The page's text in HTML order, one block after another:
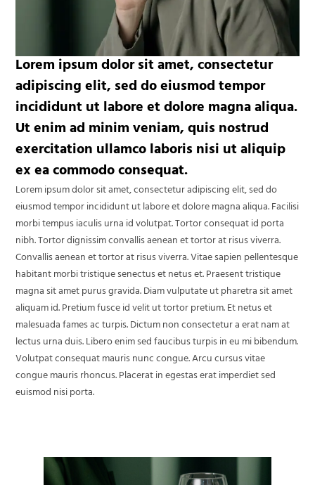
Lorem ipsum dolor sit amet, consectetur
adipiscing elit, sed do eiusmod tempor
incididunt ut labore et dolore magna aliqua.
Ut enim ad minim veniam, quis nostrud
exercitation ullamco laboris nisi ut aliquip
ex ea commodo consequat.
Lorem ipsum dolor sit amet, consectetur adipiscing elit, sed do
eiusmod tempor incididunt ut labore et dolore magna aliqua. Facilisi
morbi tempus iaculis urna id volutpat. Tortor consequat id porta
nibh. Tortor dignissim convallis aenean et tortor at risus viverra.
Convallis aenean et tortor at risus viverra. Vitae sapien pellentesque
habitant morbi tristique senectus et netus et. Praesent tristique
magna sit amet purus gravida. Diam vulputate ut pharetra sit amet
aliquam id. Pretium fusce id velit ut tortor pretium. Et netus et
malesuada fames ac turpis. Dictum non consectetur a erat nam at
lectus urna duis. Libero enim sed faucibus turpis in eu mi bibendum.
Volutpat consequat mauris nunc congue. Arcu cursus vitae
congue mauris rhoncus. Placerat in egestas erat imperdiet sed
euismod nisi porta.